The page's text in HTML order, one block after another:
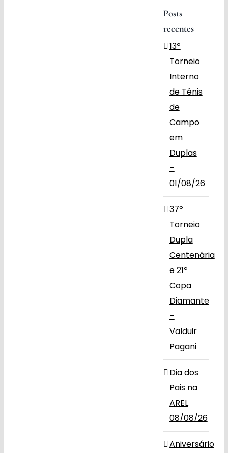
Posts
recentes
13º
Torneio
Interno
de Tênis
de
Campo
em
Duplas
–
01/08/26
37º
Torneio
Dupla
Centenária
e 21ª
Copa
Diamante
–
Valduir
Pagani
Dia dos
Pais na
AREL
08/08/26
Aniversário